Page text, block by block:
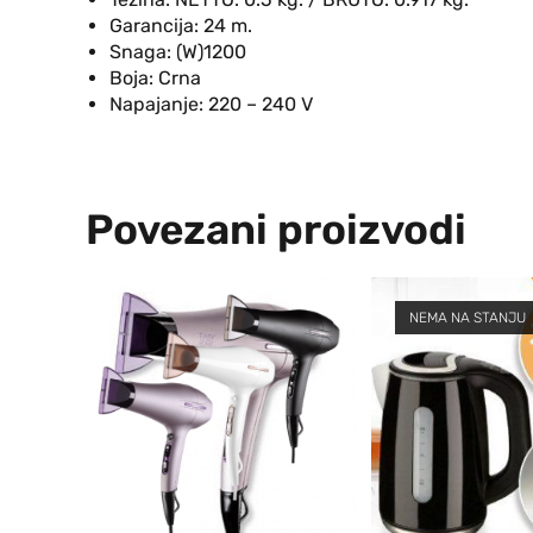
Garancija: 24 m.
Snaga: (W)1200
Boja: Crna
Napajanje: 220 – 240 V
Povezani proizvodi
NEMA NA STANJU